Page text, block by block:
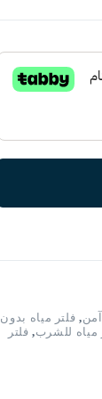
, فلتر مياه بدون
مياه للشرب, فلتر